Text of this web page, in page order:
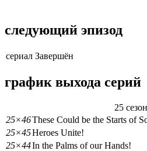
следующий эпизод
сериал Завершён
график выхода серий
25 сезон
25×46These Could be the Starts of
25×45Heroes Unite!
25×44In the Palms of our Hands!